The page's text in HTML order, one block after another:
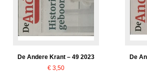
De Andere Krant – 49 2023
€ 3,50
De